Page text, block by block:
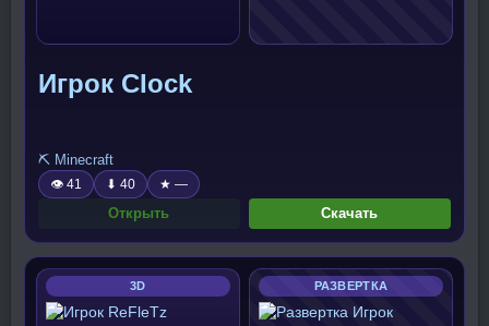
Игрок CIock
⛏️ Minecraft
👁 41 ⬇ 40 ★ —
Открыть Скачать
3D РАЗВЕРТКА